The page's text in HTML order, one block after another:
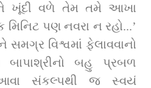
ખૂંદી વળે તેમ તમે આખા
પણ નવરા ન રહો...’
વિશ્વમાં ફેલાવવાનો
બાપાશ્રીનો બહુ પ્રબળ
સંકલ્પથી જ સ્વયં